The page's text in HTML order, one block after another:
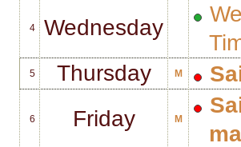
4 Wednesday
5 Thursday M
6 Friday M